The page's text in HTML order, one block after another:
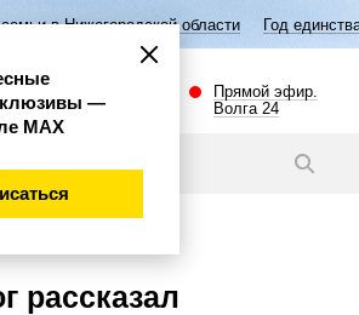
области Год единства народов России
Прямой эфир.
Волга 24
рассказал
—
МАХ